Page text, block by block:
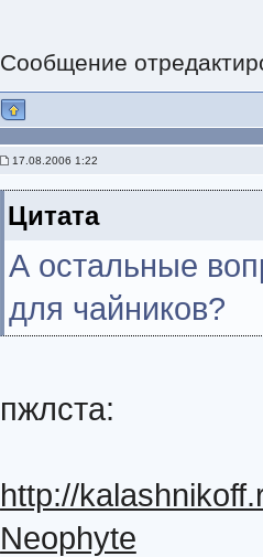
Сообщение
17.08.2006 1:22
Цитата
А остальные
для чайников?
пжлста:
http://
Neophyte